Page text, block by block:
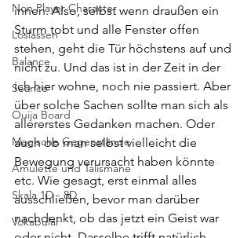
Non Player Character
Loslassen
Balance
Seance
Ouija Board
Magische Gegenstände
Amulette und Talismane
Skala 1D - 8D
Vokabular
innen. Also, selbst wenn draußen ein
Sturm tobt und alle Fenster offen
stehen, geht die Tür höchstens auf und
nicht zu. Und das ist in der Zeit in der
ich hier wohne, noch nie passiert. Aber
über solche Sachen sollte man sich als
allererstes Gedanken machen. Oder
auch ob man selbst vielleicht die
Bewegung verursacht haben könnte
etc. Wie gesagt, erst einmal alles
ausschließen, bevor man darüber
nachdenkt, ob das jetzt ein Geist war